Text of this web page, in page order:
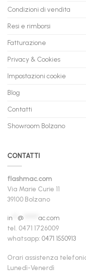
Condizioni di vendita
Resi e rimborsi
Fatturazione
Privacy & Cookies
Impostazioni cookie
Blog
Contatti
Showroom Bolzano
CONTATTI
flashmac.com
Via Marie Curie 11
39100 Bolzano
in @
ac.com
tel. 0471 1726009
whatsapp: 0471 1550913
Orari assistenza
Lunedì-Venerdì